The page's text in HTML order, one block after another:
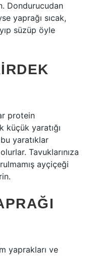
Dondurucudan
yaprağı sıcak,
süzüp öyle
protein
küçük yaratığı
yaratıklar
Tavuklarınıza
ayçiçeği
yaprakları ve